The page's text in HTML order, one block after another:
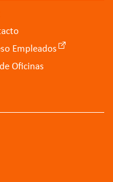
Empleados
Oficinas